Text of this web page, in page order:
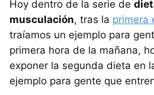
Hoy dentro de la serie de
musculación, tras la primera
traíamos un ejemplo para
primera hora de la mañana,
exponer la segunda dieta en
ejemplo para gente que